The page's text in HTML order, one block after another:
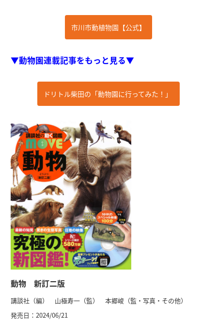
市川市動植物園【公式】
▼動物園連載記事をもっと見る▼
ドリトル柴田の「動物園に行ってみた！」
動物 新訂二版
講談社（編） 山極寿一（監） 本郷峻（監・写真・その他）
発売日：2024/06/21